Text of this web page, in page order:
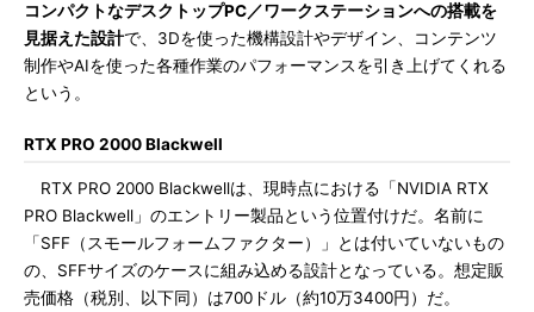
コンパクトなデスクトップPC／ワークステーションへの搭載を
見据えた設計で、3Dを使った機構設計やデザイン、コンテンツ
制作やAIを使った各種作業のパフォーマンスを引き上げてくれる
という。
RTX PRO 2000 Blackwell
RTX PRO 2000 Blackwellは、現時点における「NVIDIA RTX
PRO Blackwell」のエントリー製品という位置付けだ。名前に
「SFF（スモールフォームファクター）」とは付いていないもの
の、SFFサイズのケースに組み込める設計となっている。想定販
売価格（税別、以下同）は700ドル（約10万3400円）だ。